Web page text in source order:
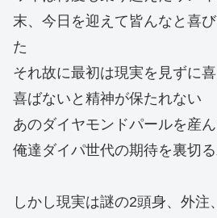
末、今日を迎えて皆んなと喜
た
それ故に最初は現実を見ずに
喜ばないと精神が保たれない
あのダイヤモンドパールを産
俺達ダイパ世代の期待を裏切
しかし現実は謎の2頭身、外注